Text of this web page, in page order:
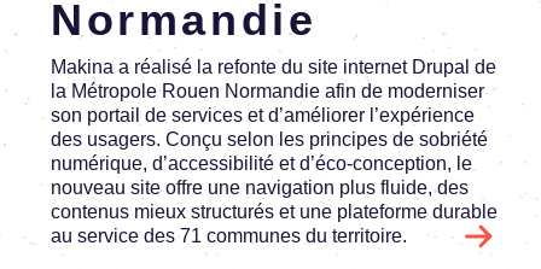
Norman­die
Makina a réalisé la refonte du site inter­net Drupal de
la Métro­pole Rouen Norman­die afin de moder­ni­ser
son portail de services et d’amé­lio­rer l’ex­pé­rience
des usagers. Conçu selon les prin­cipes de sobriété
numé­rique, d’ac­ces­si­bi­lité et d’éco-concep­tion, le
nouveau site offre une navi­ga­tion plus fluide, des
conte­nus mieux struc­tu­rés et une plate­forme durable
au service des 71 communes du terri­toire.